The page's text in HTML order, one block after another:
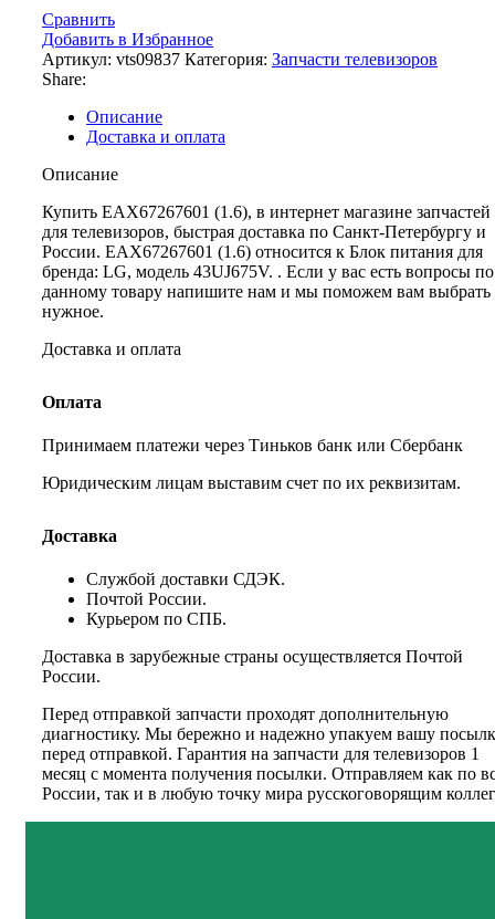
Сравнить
Добавить в Избранное
Артикул: vts09837 Категория: Запчасти телевизоров
Share:
Описание
Доставка и оплата
Описание
Купить EAX67267601 (1.6), в интернет магазине запчастей
для телевизоров, быстрая доставка по Санкт-Петербургу и
России. EAX67267601 (1.6) относится к Блок питания для
бренда: LG, модель 43UJ675V. . Если у вас есть вопросы по
данному товару напишите нам и мы поможем вам выбрать
нужное.
Доставка и оплата
Оплата
Принимаем платежи через Тиньков банк или Сбербанк
Юридическим лицам выставим счет по их реквизитам.
Доставка
Службой доставки СДЭК.
Почтой России.
Курьером по СПБ.
Доставка в зарубежные страны осуществляется Почтой
России.
Перед отправкой запчасти проходят дополнительную
диагностику. Мы бережно и надежно упакуем вашу
перед отправкой. Гарантия на запчасти для телевизоров 1
месяц с момента получения посылки. Отправляем как по
России, так и в любую точку мира русскоговорящим